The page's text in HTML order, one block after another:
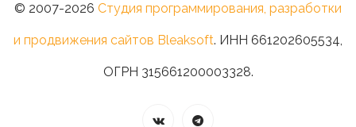
© 2007-2026 Студия программирования, разработки
и продвижения сайтов Bleaksoft. ИНН 661202605534,
ОГРН 315661200003328.